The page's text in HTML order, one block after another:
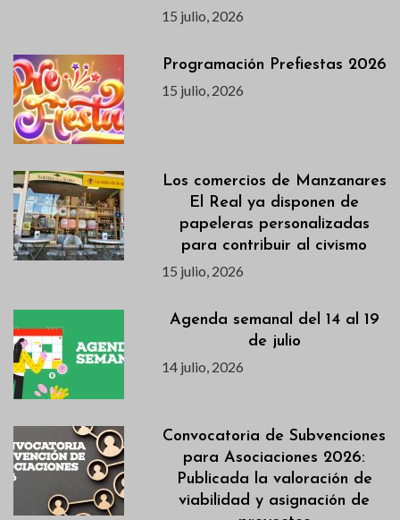
15 julio, 2026
Programación Prefiestas 2026
15 julio, 2026
Los comercios de Manzanares
El Real ya disponen de
papeleras personalizadas
para contribuir al civismo
15 julio, 2026
Agenda semanal del 14 al 19
de julio
14 julio, 2026
Convocatoria de Subvenciones
para Asociaciones 2026:
Publicada la valoración de
viabilidad y asignación de